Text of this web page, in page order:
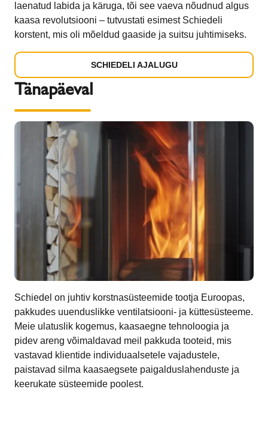
laenatud labida ja käruga, tõi see vaeva nõudnud algus
kaasa revolutsiooni – tutvustati esimest Schiedeli
korstent, mis oli mõeldud gaaside ja suitsu juhtimiseks.
SCHIEDELI AJALUGU
Tänapäeval
Schiedel on juhtiv korstnasüsteemide tootja Euroopas,
pakkudes uuenduslikke ventilatsiooni- ja küttesüsteeme.
Meie ulatuslik kogemus, kaasaegne tehnoloogia ja
pidev areng võimaldavad meil pakkuda tooteid, mis
vastavad klientide individuaalsetele vajadustele,
paistavad silma kaasaegsete paigalduslahenduste ja
keerukate süsteemide poolest.